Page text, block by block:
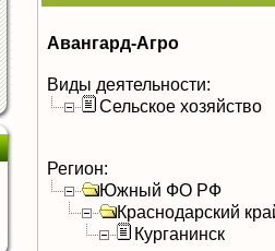
Авангард-Агро
Виды деятельности:
Сельское хозяйство
Регион:
Южный ФО РФ
Краснодарский
Курганинск